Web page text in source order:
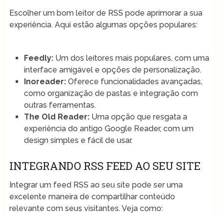
Escolher um bom leitor de RSS pode aprimorar a sua
experiência. Aqui estão algumas opções populares:
Feedly:Um dos leitores mais populares, com uma
interface amigável e opções de personalização.
Inoreader:Oferece funcionalidades avançadas,
como organização de pastas e integração com
outras ferramentas.
The Old Reader:Uma opção que resgata a
experiência do antigo Google Reader, com um
design simples e fácil de usar.
INTEGRANDO RSS FEED AO SEU SITE
Integrar um feed RSS ao seu site pode ser uma
excelente maneira de compartilhar conteúdo
relevante com seus visitantes. Veja como: